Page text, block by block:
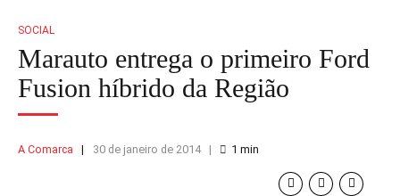
SOCIAL
Marauto entrega o primeiro Ford
Fusion híbrido da Região
A Comarca 30 de janeiro de 2014 1 min